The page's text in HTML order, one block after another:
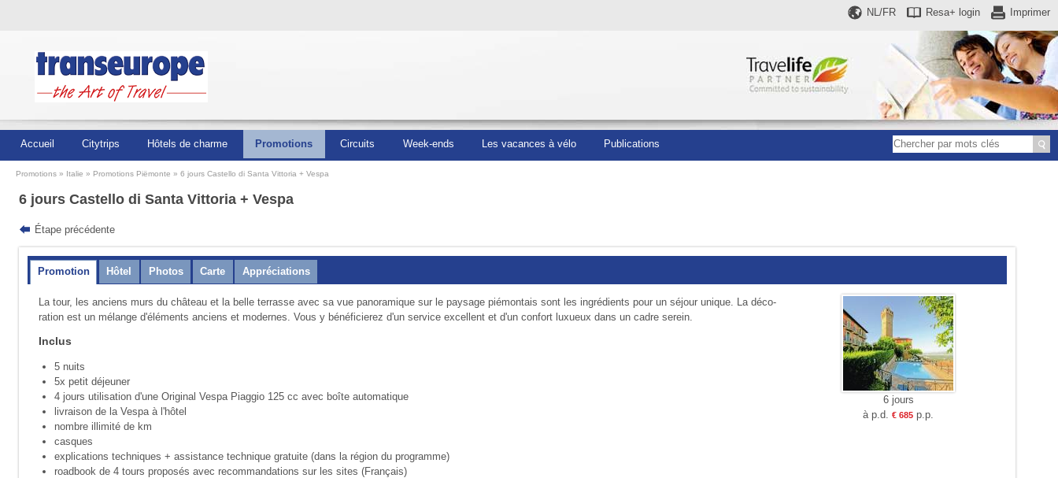
Imprimer
Resa+ login
NL/FR
Accueil Citytrips Hôtels de charme Promotions Circuits Week-ends Les vacances à vélo Publications
Promotions Italie Promotions Piëmonte 6 jours Castello di Santa Vittoria + Vespa
6 jours Castello di Santa Vittoria + Vespa
Étape précédente
Promotion Hôtel Photos Carte Appréciations
La tour, les anciens murs du château et la belle terrasse avec sa vue panoramique sur le paysage piémontais sont les ingré­dients pour un séjour unique. La déco­
ration est un mélange d'éléments anciens et moder­nes. Vous y bénéficierez d'un ser­vice excellent et d'un confort luxueux dans un cadre serein.
Inclus
5 nuits
5x petit déjeuner
4 jours utilisation d'une Original Vespa Piaggio 125 cc avec boîte automatique
livraison de la Vespa à l'hôtel
nombre illimité de km
casques
explications techniques + assistance technique gratuite (dans la région du programme)
roadbook de 4 tours proposés avec recommandations sur les sites (Français)
6 jours
à p.d.€ 685 p.p.